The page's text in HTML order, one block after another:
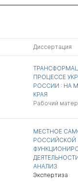
Диссертация
ПРОЦЕССЕ
РОССИИ : НА
КРАЯ
Рабочий
МЕСТНОЕ
РОССИЙСКОЙ
АНАЛИЗ
Экспертиза